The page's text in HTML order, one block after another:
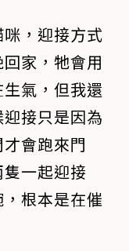
，迎接方式
家，牠會用
氣，但我還
接只是因為
會跑來門
一起迎接
根本是在催